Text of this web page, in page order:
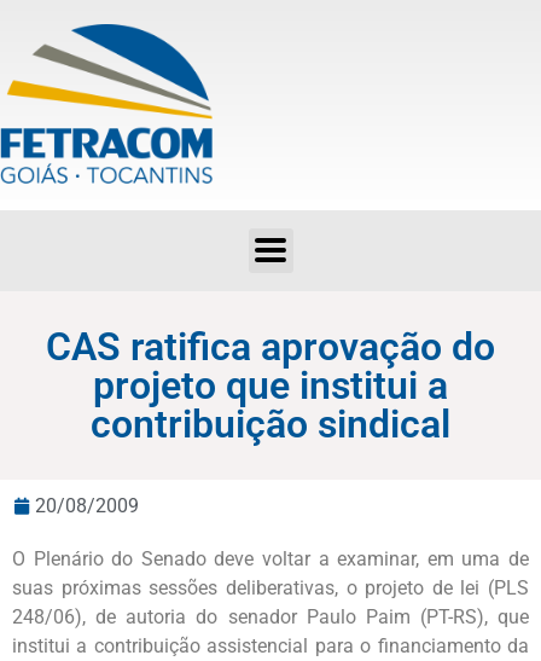
CAS ratifica aprovação do
projeto que institui a
contribuição sindical
20/08/2009
O Plenário do Senado deve voltar a examinar, em uma de
suas próximas sessões deliberativas, o projeto de lei (PLS
248/06), de autoria do senador Paulo Paim (PT-RS), que
institui a contribuição assistencial para o financiamento da